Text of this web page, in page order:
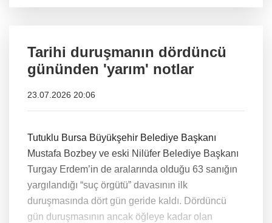
Tarihi duruşmanın dördüncü
gününden 'yarım' notlar
23.07.2026 20:06
Tutuklu Bursa Büyükşehir Belediye Başkanı
Mustafa Bozbey ve eski Nilüfer Belediye Başkanı
Turgay Erdem’in de aralarında olduğu 63 sanığın
yargılandığı “suç örgütü” davasının ilk
duruşmasında dört gün geride kaldı. Dördüncü
gün duruşmasının ancak öğleye kadar olan